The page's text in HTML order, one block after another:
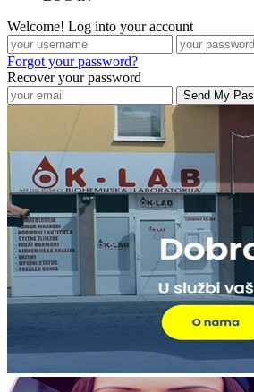
Welcome! Log into your account
Forgot your password?
Recover your password